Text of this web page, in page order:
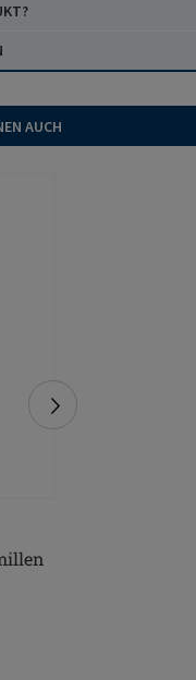
AUCH